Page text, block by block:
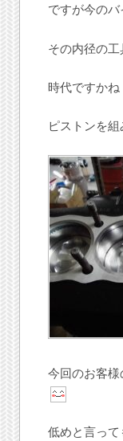
ですが今の
その内径の
時代ですかね
ピストンを
今回のお客
低めと言っ